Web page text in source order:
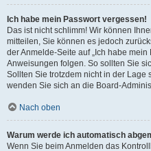
Ich habe mein Passwort vergessen!
Das ist nicht schlimm! Wir können
mitteilen, Sie können es jedoch
der Anmelde-Seite auf „Ich habe
Anweisungen folgen. So sollten Sie
Sollten Sie trotzdem nicht in der Lage
wenden Sie sich an die Board-
Nach oben
Warum werde ich automatisch
Wenn Sie beim Anmelden das